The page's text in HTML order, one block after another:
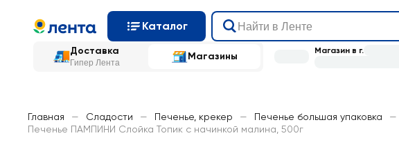
Каталог
Доставка
Гипер Лента
Магазины Магазин в г.
Главная — Сладости — Печенье, крекер — Печенье большая упаковка
—
Печенье ПАМПИНИ Слойка Топик с начинкой малина, 500г